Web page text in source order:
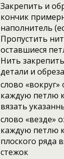
Закрепить и
кончик
наполнитель
Пропустить
оставшиеся
Нить
детали и
слово «вокруг»
каждую петлю
вязать
слово «везде»
каждую петлю
плоского ряда
стежок